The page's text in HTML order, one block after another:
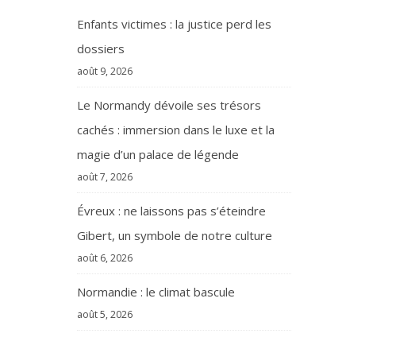
Enfants victimes : la justice perd les
dossiers
août 9, 2026
Le Normandy dévoile ses trésors
cachés : immersion dans le luxe et la
magie d’un palace de légende
août 7, 2026
Évreux : ne laissons pas s’éteindre
Gibert, un symbole de notre culture
août 6, 2026
Normandie : le climat bascule
août 5, 2026